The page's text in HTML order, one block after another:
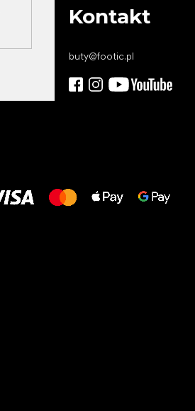
Kontakt
buty@footic.pl